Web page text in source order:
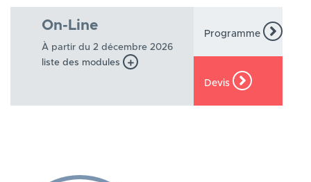
On-Line
À partir du 2 décembre 2026
liste des modules
Programme
Devis